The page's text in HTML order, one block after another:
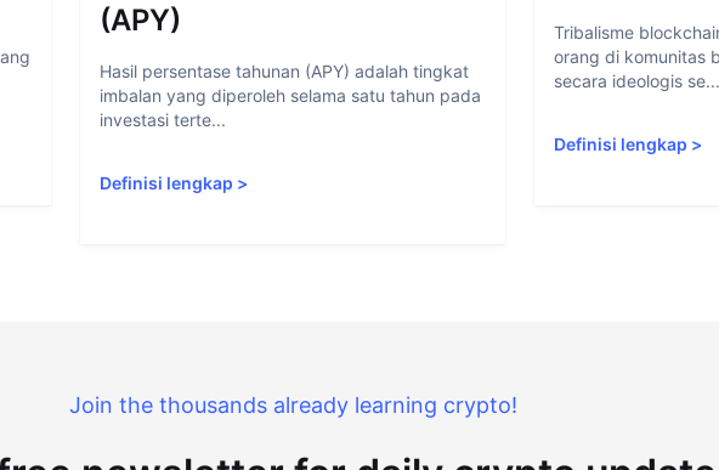
(APY)
Hasil persentase tahunan (APY) adalah tingkat
imbalan yang diperoleh selama satu tahun pada
investasi terte...
Definisi lengkap >
Tribalisme
orang di komunitas
secara ideologis se...
Definisi lengkap >
Join the thousands already learning crypto!